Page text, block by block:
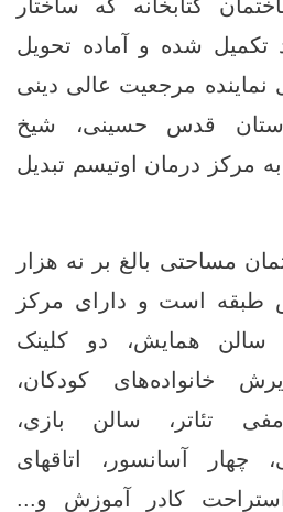
کتابخانه که ساختار
شده و آماده‌ تحویل
نماینده مرجعیت عالی دینی
قدس حسینی، شیخ
به مرکز درمان اوتیسم تبدیل
مساحتی بالغ بر نه هزار
طبقه است و دارای مرکز
سالن همایش‌، دو کلینک
خانواده‌های کودکان،
تئاتر، سالن بازی،
چهار آسانسور، اتاقهای
کادر آموزش و...